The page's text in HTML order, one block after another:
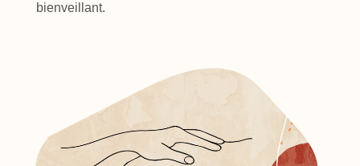
bienveillant.